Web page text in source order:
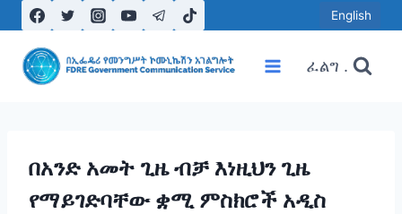
to
content
English
ፈልግ .
በአንድ አመት ጊዜ ብቻ እነዚህን ጊዜ
የማይገድባቸው ቋሚ ምስክሮች አዲስ